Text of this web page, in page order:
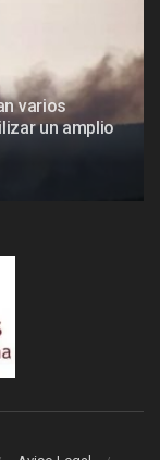
varios
un amplio